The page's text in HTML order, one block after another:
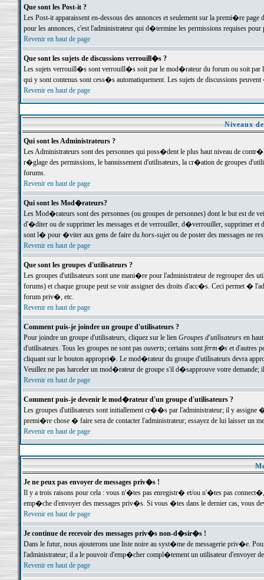
Que sont les Post-it ?
Les Post-it apparaissent en-dessous des annonces et seulement sur la premi�re
pour les annonces, c'est l'administrateur qui d�termine les permissions requises pour
Revenir en haut de page
Que sont les sujets de discussions verrouill�s ?
Les sujets verrouill�s sont verrouill�s soit par le mod�rateur du forum ou soit par
qui y sont contenus sont cess�s automatiquement. Les sujets de discussions
Revenir en haut de page
Niveaux
Qui sont les Administrateurs ?
Les Administrateurs sont des personnes qui poss�dent le plus haut niveau de
r�glage des permissions, le bannissement d'utilisateurs, la cr�ation de groupes
forums.
Revenir en haut de page
Qui sont les Mod�rateurs?
Les Mod�rateurs sont des personnes (ou groupes de personnes) dont le but est de
d'�diter ou de supprimer les messages et de verrouiller, d�verrouiller, supprimer
sont l� pour �viter aux gens de faire du hors-sujetou de poster des messages ne
Revenir en haut de page
Que sont les groupes d'utilisateurs ?
Les groupes d'utilisateurs sont une mani�re pour l'administrateur de regrouper des
forums) et chaque groupe peut se voir assigner des droits d'acc�s. Ceci permet
forum priv�, etc.
Revenir en haut de page
Comment puis-je joindre un groupe d'utilisateurs ?
Pour joindre un groupe d'utilisateurs, cliquez sur le lien Groupes d'utilisateursen haut
d'utilisateurs. Tous les groupes ne sont pas ouverts; certains sontferm�set d'autres
cliquant sur le bouton appropri�. Le mod�rateur du groupe d'utilisateurs devra
Veuillez ne pas harceler un mod�rateur de groupe s'il d�sapprouve votre demande;
Revenir en haut de page
Comment puis-je devenir le mod�rateur d'un groupe d'utilisateurs ?
Les groupes d'utilisateurs sont initiallement cr��s par l'administrateur; il y
premi�re chose � faire sera de contacter l'administrateur; essayez de lui laisser un
Revenir en haut de page
Je ne peux pas envoyer de messages priv�s !
Il y a trois raisons pour cela : vous n'�tes pas enregistr� et/ou n'�tes pas
emp�che d'envoyer des messages priv�s. Si vous �tes dans le dernier cas, vous
Revenir en haut de page
Je continue de recevoir des messages priv�s non-d�sir�s !
Dans le futur, nous ajouterons une liste noire au syst�me de messagerie priv�e.
l'administrateur; il a le pouvoir d'emp�cher compl�tement un utilisateur d'envoyer
Revenir en haut de page